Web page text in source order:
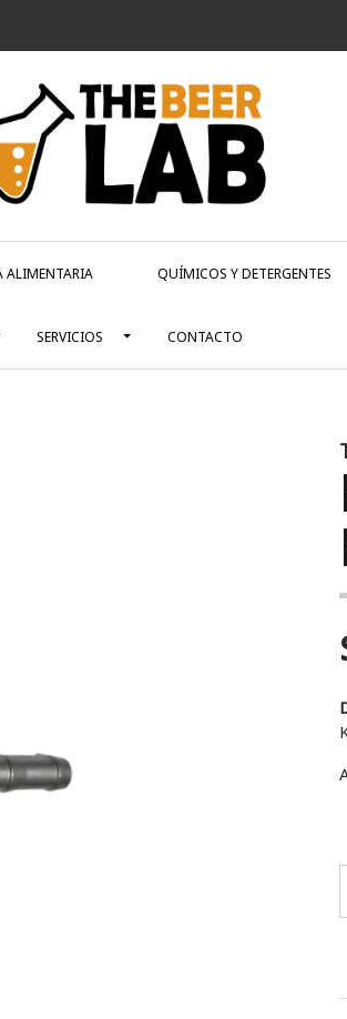
ALIMENTARIA QUÍMICOS Y DETERGENTES
SERVICIOS CONTACTO